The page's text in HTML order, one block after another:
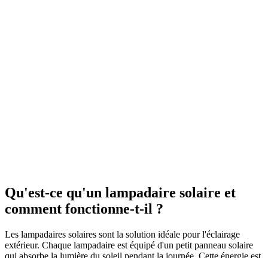
Qu'est-ce qu'un lampadaire solaire et
comment fonctionne-t-il ?
Les lampadaires solaires sont la solution idéale pour l'éclairage
extérieur. Chaque lampadaire est équipé d'un petit panneau solaire